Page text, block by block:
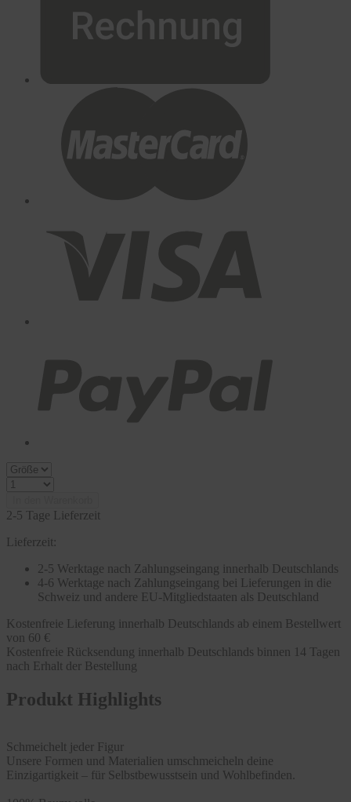
2-5 Tage Lieferzeit
Lieferzeit:
2-5 Werktage nach Zahlungseingang innerhalb Deutschlands
4-6 Werktage nach Zahlungseingang bei Lieferungen in die
Schweiz und andere EU-Mitgliedstaaten als Deutschland
Kostenfreie Lieferung innerhalb Deutschlands ab einem Bestellwert
von 60 €
Kostenfreie Rücksendung innerhalb Deutschlands binnen 14 Tagen
nach Erhalt der Bestellung
Produkt Highlights
Schmeichelt jeder Figur
Unsere Formen und Materialien umschmeicheln deine
Einzigartigkeit – für Selbstbewusstsein und Wohlbefinden.